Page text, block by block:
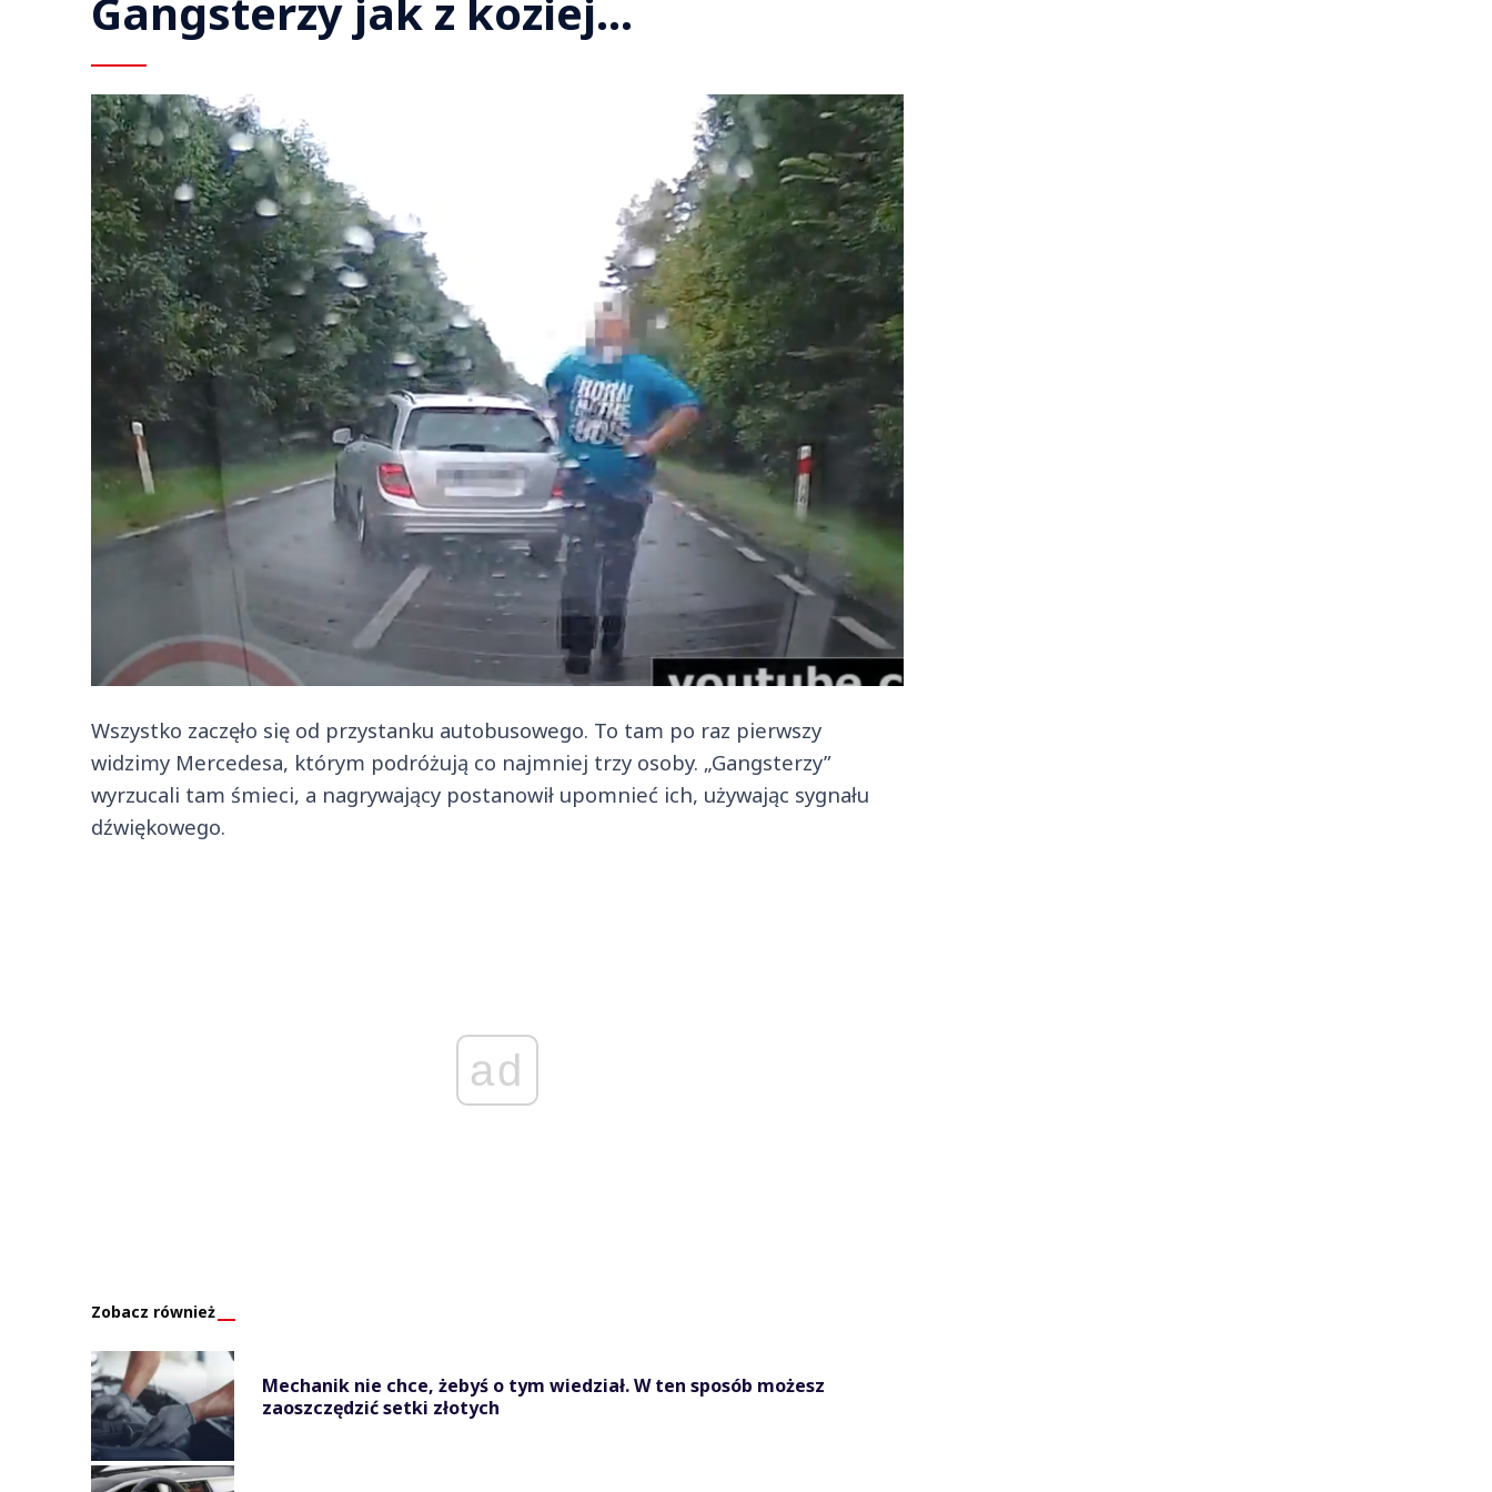
Gangsterzy jak z koziej…
Wszystko zaczęło się od przystanku autobusowego. To tam po raz pierwszy
widzimy Mercedesa, którym podróżują co najmniej trzy osoby. „Gangsterzy”
wyrzucali tam śmieci, a nagrywający postanowił upomnieć ich, używając sygnału
dźwiękowego.
ad
Zobacz również
Mechanik nie chce, żebyś o tym wiedział. W ten sposób możesz
zaoszczędzić setki złotych